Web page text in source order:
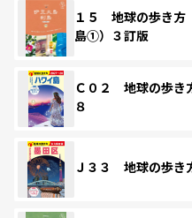
１５ 地球の歩き
島①）３訂版
Ｃ０２ 地球の歩
８
Ｊ３３ 地球の歩